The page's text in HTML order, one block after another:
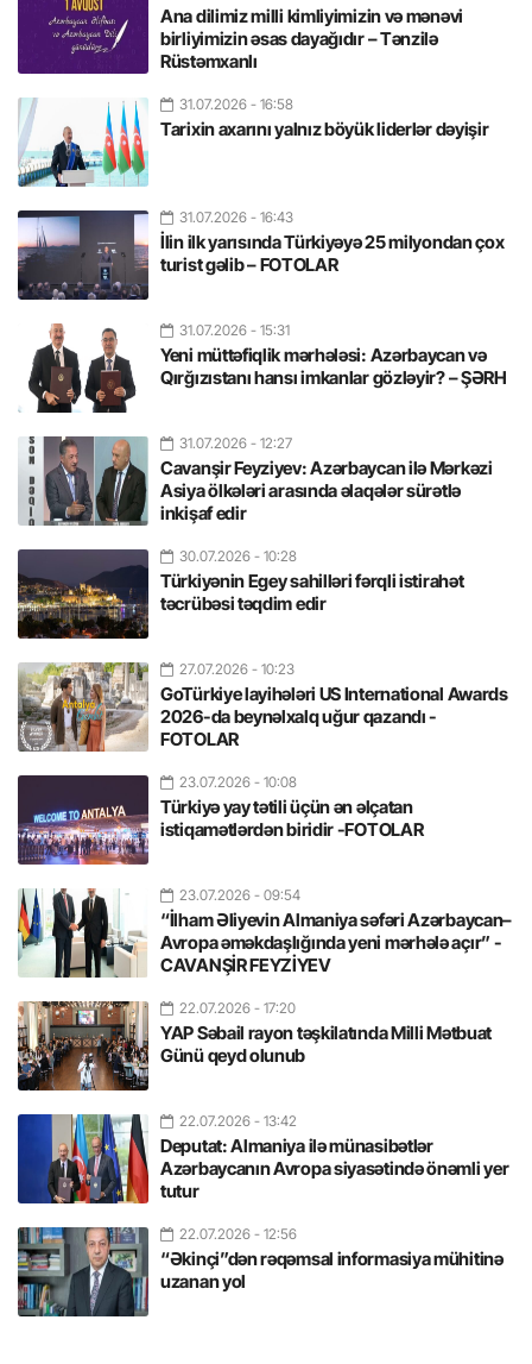
Ana dilimiz milli kimliyimizin və mənəvi
birliyimizin əsas dayağıdır – Tənzilə
Rüstəmxanlı
31.07.2026 - 16:58
Tarixin axarını yalnız böyük liderlər dəyişir
31.07.2026 - 16:43
İlin ilk yarısında Türkiyəyə 25 milyondan çox
turist gəlib – FOTOLAR
31.07.2026 - 15:31
Yeni müttəfiqlik mərhələsi: Azərbaycan və
Qırğızıstanı hansı imkanlar gözləyir? – ŞƏRH
31.07.2026 - 12:27
Cavanşir Feyziyev: Azərbaycan ilə Mərkəzi
Asiya ölkələri arasında əlaqələr sürətlə
inkişaf edir
30.07.2026 - 10:28
Türkiyənin Egey sahilləri fərqli istirahət
təcrübəsi təqdim edir
27.07.2026 - 10:23
GoTürkiye layihələri US International Awards
2026-da beynəlxalq uğur qazandı -
FOTOLAR
23.07.2026 - 10:08
Türkiyə yay tətili üçün ən əlçatan
istiqamətlərdən biridir -FOTOLAR
23.07.2026 - 09:54
“İlham Əliyevin Almaniya səfəri Azərbaycan–
Avropa əməkdaşlığında yeni mərhələ açır” -
CAVANŞİR FEYZİYEV
22.07.2026 - 17:20
YAP Səbail rayon təşkilatında Milli Mətbuat
Günü qeyd olunub
22.07.2026 - 13:42
Deputat: Almaniya ilə münasibətlər
Azərbaycanın Avropa siyasətində önəmli yer
tutur
22.07.2026 - 12:56
“Əkinçi”dən rəqəmsal informasiya mühitinə
uzanan yol